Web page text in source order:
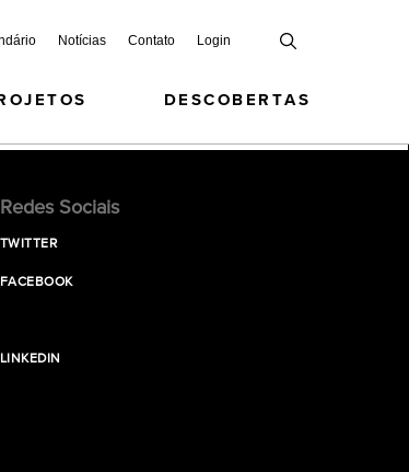
Notícias Contato Login
DESCOBERTAS
Redes Sociais
TWITTER
FACEBOOK
LINKEDIN